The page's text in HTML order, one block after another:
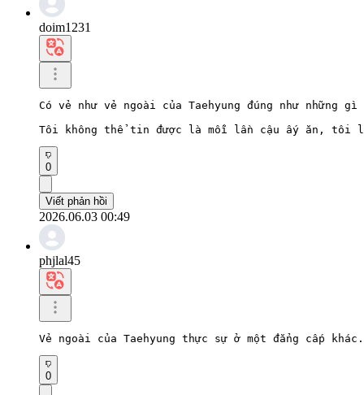
doim1231
Có vẻ như vẻ ngoài của Taehyung đúng như những
Tôi không thể tin được là mỗi lần cậu ấy ăn, tôi
0
Viết phản hồi
2026.06.03 00:49
phjlal45
Vẻ ngoài của Taehyung thực sự ở một đẳng cấp
0